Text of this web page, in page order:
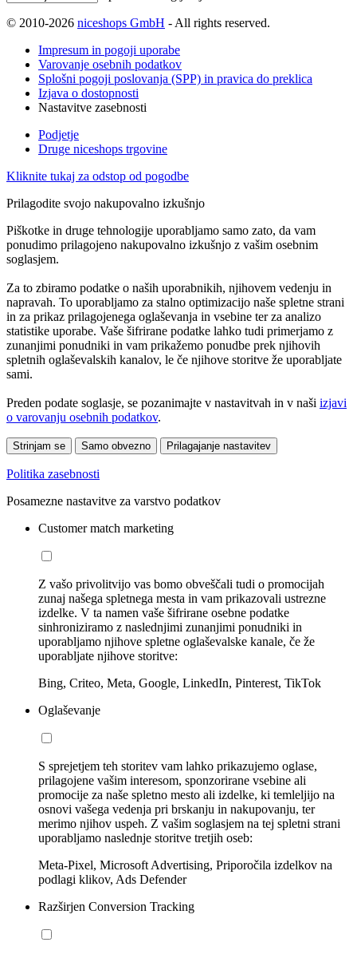
© 2010-2026 niceshops GmbH - All rights reserved.
Impresum in pogoji uporabe
Varovanje osebnih podatkov
Splošni pogoji poslovanja (SPP) in pravica do preklica
Izjava o dostopnosti
Nastavitve zasebnosti
Podjetje
Druge niceshops trgovine
Kliknite tukaj za odstop od pogodbe
Prilagodite svojo nakupovalno izkušnjo
Piškotke in druge tehnologije uporabljamo samo zato, da vam
ponudimo prilagojeno nakupovalno izkušnjo z vašim osebnim
soglasjem.
Za to zbiramo podatke o naših uporabnikih, njihovem vedenju in
napravah. To uporabljamo za stalno optimizacijo naše spletne strani
in za prikaz prilagojenega oglaševanja in vsebine ter za analizo
statistike uporabe. Vaše šifrirane podatke lahko tudi primerjamo z
zunanjimi ponudniki in vam prikažemo ponudbe prek njihovih
spletnih oglaševalskih kanalov, le če njihove storitve že uporabljate
sami.
Preden podate soglasje, se pozanimajte v nastavitvah in v naši izjavi
o varovanju osebnih podatkov.
Strinjam se Samo obvezno Prilagajanje nastavitev
Politika zasebnosti
Posamezne nastavitve za varstvo podatkov
Customer match marketing
Z vašo privolitvijo vas bomo obveščali tudi o promocijah
zunaj našega spletnega mesta in vam prikazovali ustrezne
izdelke. V ta namen vaše šifrirane osebne podatke
sinhroniziramo z naslednjimi zunanjimi ponudniki in
uporabljamo njihove spletne oglaševalske kanale, če že
uporabljate njihove storitve:
Bing, Criteo, Meta, Google, LinkedIn, Pinterest, TikTok
Oglaševanje
S sprejetjem teh storitev vam lahko prikazujemo oglase,
prilagojene vašim interesom, sponzorirane vsebine ali
promocije za naše spletno mesto ali izdelke, ki temleljijo na
osnovi vašega vedenja pri brskanju in nakupovanju, ter
merimo njihov uspeh. Z vašim soglasjem na tej spletni strani
uporabljamo naslednje storitve tretjih oseb:
Meta-Pixel, Microsoft Advertising, Priporočila izdelkov na
podlagi klikov, Ads Defender
Razširjen Conversion Tracking